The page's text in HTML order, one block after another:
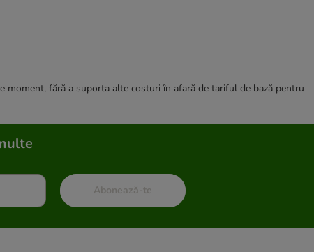
fără a suporta alte costuri în afară de tariful de bază pentru
Abonează-te